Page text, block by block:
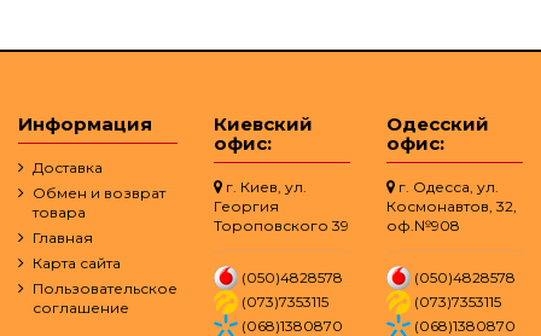
Информация
Доставка
Обмен и возврат
товара
Главная
Карта сайта
Пользовательское
соглашение
Киевский
офис:
г. Киев, ул.
Георгия
Тороповского 39
(050)4828578
(073)7353115
(068)1380870
Одесский
офис:
г. Одесса, ул.
Космонавтов, 32,
оф.№908
(050)4828578
(073)7353115
(068)1380870